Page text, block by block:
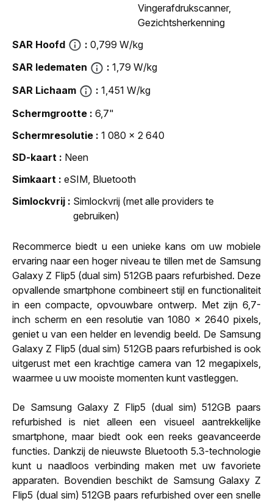
Vingerafdrukscanner,
Gezichtsherkenning
SAR Hoofd
0,799 W/kg
SAR ledematen
1,79 W/kg
SAR Lichaam
1,451 W/kg
Schermgrootte
6,7"
Schermresolutie
1 080 x 2 640
SD-kaart
Neen
Simkaart
eSIM, Bluetooth
Simlockvrij
Simlockvrij (met alle providers te
gebruiken)
Recommerce biedt u een unieke kans om uw mobiele
ervaring naar een hoger niveau te tillen met de Samsung
Galaxy Z Flip5 (dual sim) 512GB paars refurbished. Deze
opvallende smartphone combineert stijl en functionaliteit
in een compacte, opvouwbare ontwerp. Met zijn 6,7-
inch scherm en een resolutie van 1080 x 2640 pixels,
geniet u van een helder en levendig beeld. De Samsung
Galaxy Z Flip5 (dual sim) 512GB paars refurbished is ook
uitgerust met een krachtige camera van 12 megapixels,
waarmee u uw mooiste momenten kunt vastleggen.
De Samsung Galaxy Z Flip5 (dual sim) 512GB paars
refurbished is niet alleen een visueel aantrekkelijke
smartphone, maar biedt ook een reeks geavanceerde
functies. Dankzij de nieuwste Bluetooth 5.3-technologie
kunt u naadloos verbinding maken met uw favoriete
apparaten. Bovendien beschikt de Samsung Galaxy Z
Flip5 (dual sim) 512GB paars refurbished over een snelle